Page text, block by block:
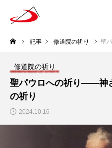
記事 修道院の祈り 聖パ
修道院の祈り
聖パウロへの祈り――神
の祈り
2024.10.16